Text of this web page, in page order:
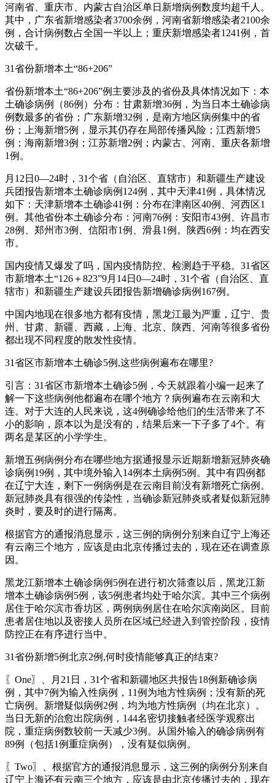
河南省、重庆市、内蒙古自治区单日新增病例数度均超千人。
其中，广东省新增感染者3700余例，河南省新增感染者2100余
例，合计病例数占全国一半以上；重庆新增感染者1241例，首
次破千。
31省份新增本土“86+206”
省份新增本土“86+206”例主要涉及的省份及具体情况如下：本
土确诊病例（86例）分布：甘肃新增36例，为当日本土确诊病
例数最多的省份；广东新增32例，是南方地区病例集中的省
份；上海新增5例，显示其仍存在局部传播风险；江西新增5
例；海南新增3例；江苏新增2例；内蒙古、河南、重庆各新增
1例。
月12日0—24时，31个省（自治区、直辖市）和新疆生产建设
兵团报告新增本土确诊病例124例，其中天津41例，具体情况
如下：天津新增本土确诊41例：分布在津南区40例、河西区1
例。其他省份本土确诊分布：河南76例：安阳市43例、许昌市
28例、郑州市3例、信阳市1例、滑县1例。陕西6例：均在西安
市。
国内疫情又爆发了吗，国内疫情防控、检测趋于平稳。31省区
市新增本土“126＋823”9月14日0—24时，31个省（自治区、直
辖市）和新疆生产建设兵团报告新增确诊病例167例。
中国内地现在很多地方都有疫情，黑龙江最为严重，辽宁、贵
州、甘肃、新疆、西藏，上海、北京、陕西、河南等很多省份
都出现不同程度的散发性疫情。
31省区市新增本土确诊5例,这些病例遍布在哪里?
引言：31省区市新增本土确诊5例，今天就跟着小编一起来了
解一下这些病例他都遍布在哪个地方？病例遍布在云南和大
连。对于大连的人民来说，这4例确诊给他们的生活带来了不
小的影响，原本以为是没有的，结果后来一下子多了4个。有
两名是某区的小学学生。
新增五例病例分布在哪些地方据通报显示近期新增新冠肺炎确
诊病例19例，其中境外输入14例本土病例5例。其中有四例都
在辽宁大连，剩下一例病例是在云南目前没有新增死亡病例。
新冠肺炎具有很强的传染性，当确诊新冠肺炎或者疑似新冠肺
炎时，要及时的进行隔离。
根据官方的通报消息显示，这三例的病例分别来自辽宁上海还
有云南三个地方，应该是由北京传播过去的，现在还在调查原
因。
黑龙江新增本土确诊病例5例在进行初次筛查以后，黑龙江新
增本土确诊病例5例，该5例患者均处于哈尔滨。其中三个病例
居住于哈尔滨市香坊区，两例病例居住在哈尔滨南岗区。目前
患者居住地以及密接人员所在区域已经进入到管控阶段，疫情
防控正在有序进行当中。
31省份新增5例北京2例,何时疫情能够真正的结束?
〖One〗、月21日，31个省和新疆地区共报告18例新确诊病
例，其中7例为输入性病例，11例为地方性病例；没有新的死
亡病例。新增疑似病例2例，均为地方性病例（均在北京）。
当日无新的治愈出院病例，144名密切接触者经医学观察出
院，重症病例数较前一天减少3例。从国外输入的确诊病例有
89例（包括1例重症病例），没有疑似病例。
〖Two〗、根据官方的通报消息显示，这三例的病例分别来自
辽宁上海还有云南三个地方，应该是由北京传播过去的，现在